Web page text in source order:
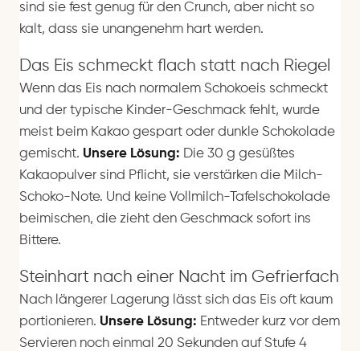
sind sie fest genug für den Crunch, aber nicht so
kalt, dass sie unangenehm hart werden.
Das Eis schmeckt flach statt nach Riegel
Wenn das Eis nach normalem Schokoeis schmeckt
und der typische Kinder-Geschmack fehlt, wurde
meist beim Kakao gespart oder dunkle Schokolade
gemischt. Unsere Lösung: Die 30 g gesüßtes
Kakaopulver sind Pflicht, sie verstärken die Milch-
Schoko-Note. Und keine Vollmilch-Tafelschokolade
beimischen, die zieht den Geschmack sofort ins
Bittere.
Steinhart nach einer Nacht im Gefrierfach
Nach längerer Lagerung lässt sich das Eis oft kaum
portionieren. Unsere Lösung: Entweder kurz vor dem
Servieren noch einmal 20 Sekunden auf Stufe 4